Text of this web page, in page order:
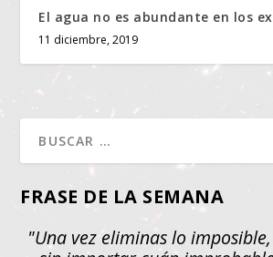
El agua no es abundante en los
11 diciembre, 2019
FRASE DE LA SEMANA
"Una vez eliminas lo